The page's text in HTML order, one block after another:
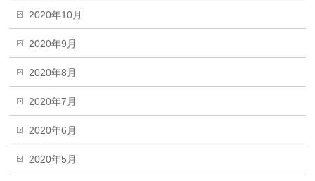
2020年10月
2020年9月
2020年8月
2020年7月
2020年6月
2020年5月